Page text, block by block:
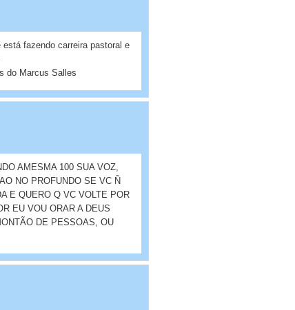
fazendo carreira pastoral e
do Marcus Salles
AMESMA 100 SUA VOZ,
NO PROFUNDO SE VC Ñ
E QUERO Q VC VOLTE POR
EU VOU ORAR A DEUS
DE PESSOAS, OU